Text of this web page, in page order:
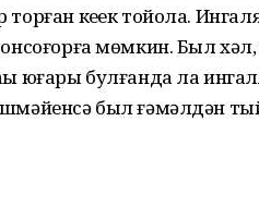
кеүек тойола.
мөмкин. Был
юғары булғанда ла
был ғәмәлдән